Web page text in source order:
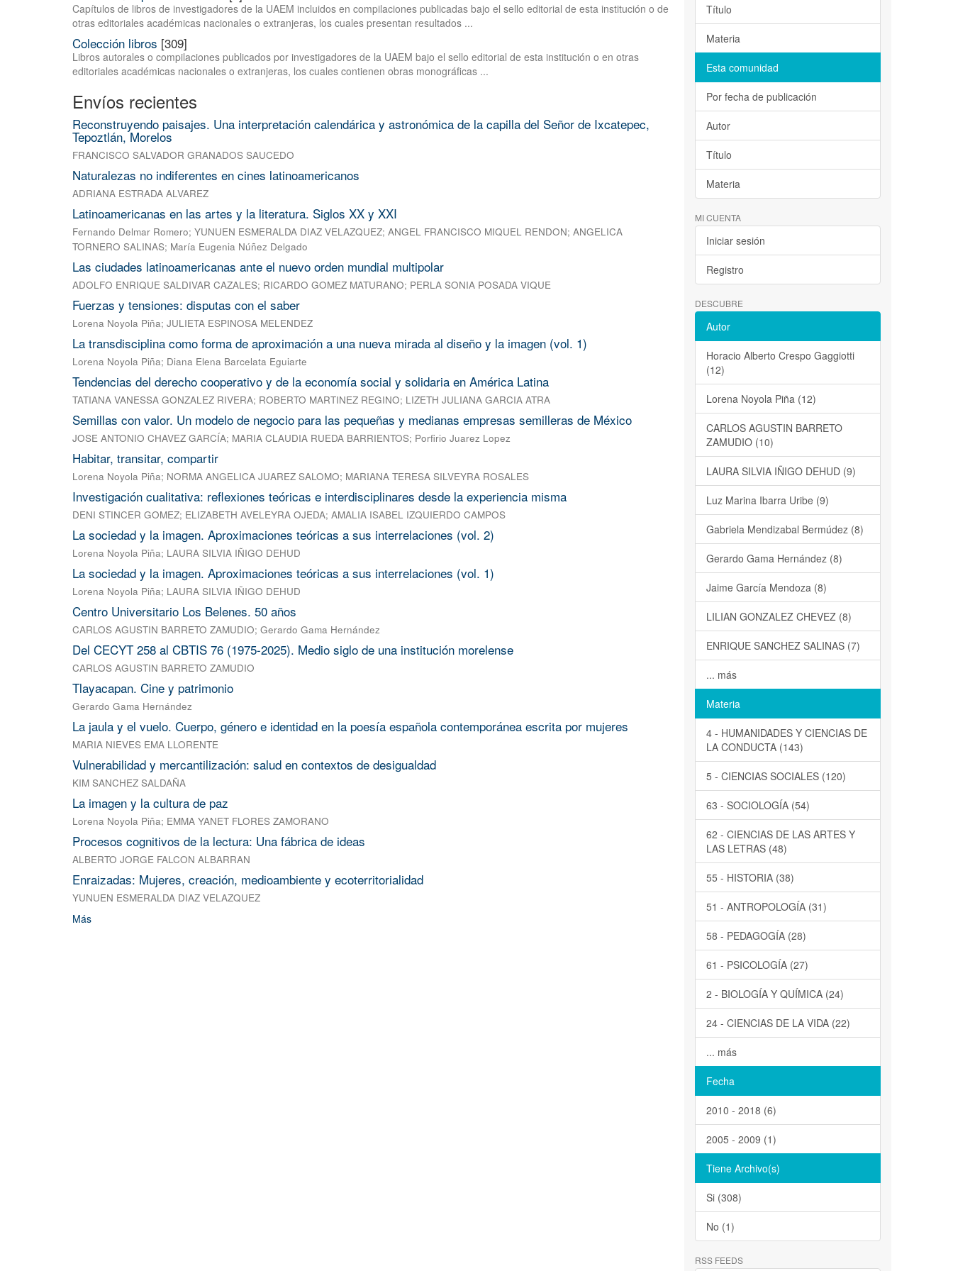
Capítulos de libros de investigadores de la UAEM incluidos en compilaciones publicadas bajo el sello editorial de esta institución o de
otras editoriales académicas nacionales o extranjeras, los cuales presentan resultados ...
Colección libros [309]
Libros autorales o compilaciones publicados por investigadores de la UAEM bajo el sello editorial de esta institución o en otras
editoriales académicas nacionales o extranjeras, los cuales contienen obras monográficas ...
Envíos recientes
Reconstruyendo paisajes. Una interpretación calendárica y astronómica de la capilla del Señor de Ixcatepec,
Tepoztlán, Morelos
FRANCISCO SALVADOR GRANADOS SAUCEDO
Naturalezas no indiferentes en cines latinoamericanos
ADRIANA ESTRADA ALVAREZ
Latinoamericanas en las artes y la literatura. Siglos XX y XXI
Fernando Delmar Romero; YUNUEN ESMERALDA DIAZ VELAZQUEZ; ANGEL FRANCISCO MIQUEL RENDON; ANGELICA
TORNERO SALINAS; María Eugenia Núñez Delgado
Las ciudades latinoamericanas ante el nuevo orden mundial multipolar
ADOLFO ENRIQUE SALDIVAR CAZALES; RICARDO GOMEZ MATURANO; PERLA SONIA POSADA VIQUE
Fuerzas y tensiones: disputas con el saber
Lorena Noyola Piña; JULIETA ESPINOSA MELENDEZ
La transdisciplina como forma de aproximación a una nueva mirada al diseño y la imagen (vol. 1)
Lorena Noyola Piña; Diana Elena Barcelata Eguiarte
Tendencias del derecho cooperativo y de la economía social y solidaria en América Latina
TATIANA VANESSA GONZALEZ RIVERA; ROBERTO MARTINEZ REGINO; LIZETH JULIANA GARCIA ATRA
Semillas con valor. Un modelo de negocio para las pequeñas y medianas empresas semilleras de México
JOSE ANTONIO CHAVEZ GARCÍA; MARIA CLAUDIA RUEDA BARRIENTOS; Porfirio Juarez Lopez
Habitar, transitar, compartir
Lorena Noyola Piña; NORMA ANGELICA JUAREZ SALOMO; MARIANA TERESA SILVEYRA ROSALES
Investigación cualitativa: reflexiones teóricas e interdisciplinares desde la experiencia misma
DENI STINCER GOMEZ; ELIZABETH AVELEYRA OJEDA; AMALIA ISABEL IZQUIERDO CAMPOS
La sociedad y la imagen. Aproximaciones teóricas a sus interrelaciones (vol. 2)
Lorena Noyola Piña; LAURA SILVIA IÑIGO DEHUD
La sociedad y la imagen. Aproximaciones teóricas a sus interrelaciones (vol. 1)
Lorena Noyola Piña; LAURA SILVIA IÑIGO DEHUD
Centro Universitario Los Belenes. 50 años
CARLOS AGUSTIN BARRETO ZAMUDIO; Gerardo Gama Hernández
Del CECYT 258 al CBTIS 76 (1975-2025). Medio siglo de una institución morelense
CARLOS AGUSTIN BARRETO ZAMUDIO
Tlayacapan. Cine y patrimonio
Gerardo Gama Hernández
La jaula y el vuelo. Cuerpo, género e identidad en la poesía española contemporánea escrita por mujeres
MARIA NIEVES EMA LLORENTE
Vulnerabilidad y mercantilización: salud en contextos de desigualdad
KIM SANCHEZ SALDAÑA
La imagen y la cultura de paz
Lorena Noyola Piña; EMMA YANET FLORES ZAMORANO
Procesos cognitivos de la lectura: Una fábrica de ideas
ALBERTO JORGE FALCON ALBARRAN
Enraizadas: Mujeres, creación, medioambiente y ecoterritorialidad
YUNUEN ESMERALDA DIAZ VELAZQUEZ
Más
Título
Materia
Esta comunidad
Por fecha de publicación
Autor
Título
Materia
MI CUENTA
Iniciar sesión
Registro
DESCUBRE
Autor
Horacio Alberto Crespo Gaggiotti
(12)
Lorena Noyola Piña (12)
CARLOS AGUSTIN BARRETO
ZAMUDIO (10)
LAURA SILVIA IÑIGO DEHUD (9)
Luz Marina Ibarra Uribe (9)
Gabriela Mendizabal Bermúdez (8)
Gerardo Gama Hernández (8)
Jaime García Mendoza (8)
LILIAN GONZALEZ CHEVEZ (8)
ENRIQUE SANCHEZ SALINAS (7)
... más
Materia
4 - HUMANIDADES Y CIENCIAS DE
LA CONDUCTA (143)
5 - CIENCIAS SOCIALES (120)
63 - SOCIOLOGÍA (54)
62 - CIENCIAS DE LAS ARTES Y
LAS LETRAS (48)
55 - HISTORIA (38)
51 - ANTROPOLOGÍA (31)
58 - PEDAGOGÍA (28)
61 - PSICOLOGÍA (27)
2 - BIOLOGÍA Y QUÍMICA (24)
24 - CIENCIAS DE LA VIDA (22)
... más
Fecha
2010 - 2018 (6)
2005 - 2009 (1)
Tiene Archivo(s)
Si (308)
No (1)
RSS FEEDS